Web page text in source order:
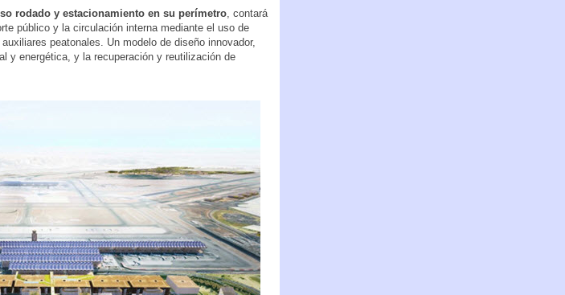
rodado y estacionamiento en su perímetro , contará
público y la circulación interna mediante el uso de
peatonales. Un modelo de diseño innovador,
y energética, y la recuperación y reutilización de